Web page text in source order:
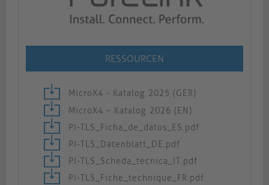
RESSOURCEN
MicroX4 - Katalog 2025 (GER)
MicroX4 – Katalog 2026 (EN)
PI-TLS_Ficha_de_datos_ES.pdf
PI-TLS_Datenblatt_DE.pdf
PI-TLS_Scheda_tecnica_IT.pdf
PI-TLS_Fiche_technique_FR.pdf